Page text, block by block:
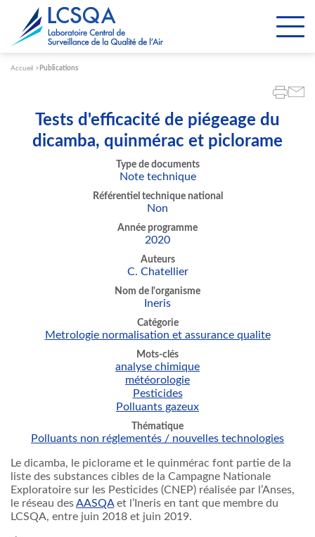
Accueil Publications
Tests d'efficacité de piégeage du
dicamba, quinmérac et piclorame
Type de documents
Note technique
Référentiel technique national
Non
Année programme
2020
Auteurs
C. Chatellier
Nom de l'organisme
Ineris
Catégorie
Metrologie normalisation et assurance qualite
Mots-clés
analyse chimique
météorologie
Pesticides
Polluants gazeux
Thématique
Polluants non réglementés / nouvelles technologies
Le dicamba, le piclorame et le quinmérac font partie de la
liste des substances cibles de la Campagne Nationale
Exploratoire sur les Pesticides (CNEP) réalisée par l’Anses,
le réseau desAASQAet l’Ineris en tant que membre du
LCSQA, entre juin 2018 et juin 2019.
Paramétrer les cookies